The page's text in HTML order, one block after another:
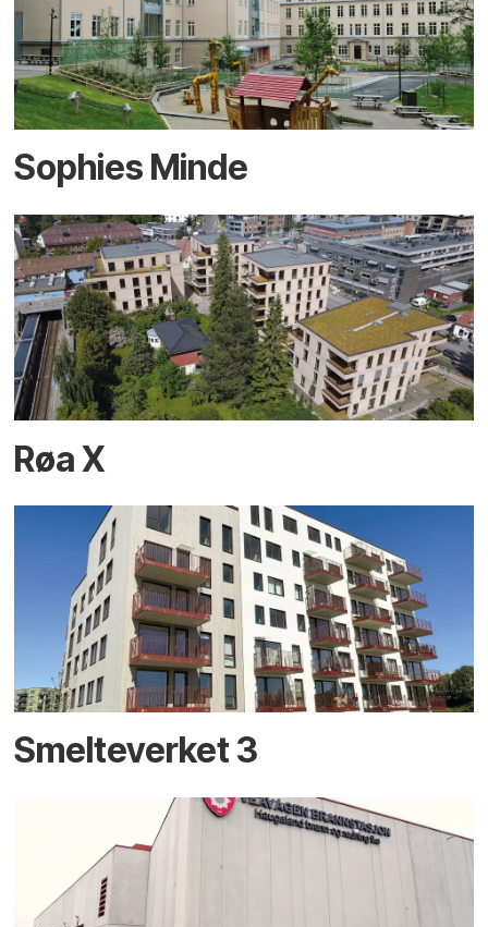
Sophies Minde
Røa X
Smelteverket 3